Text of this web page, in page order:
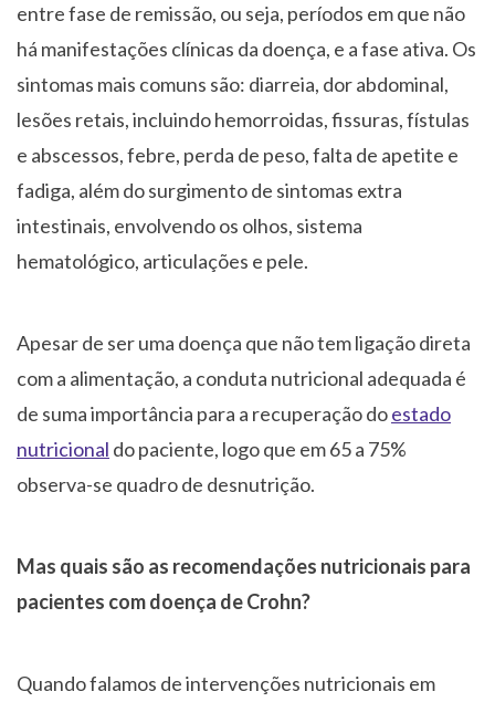
entre fase de remissão, ou seja, períodos em que não
há manifestações clínicas da doença, e a fase ativa. Os
sintomas mais comuns são: diarreia, dor abdominal,
lesões retais, incluindo hemorroidas, fissuras, fístulas
e abscessos, febre, perda de peso, falta de apetite e
fadiga, além do surgimento de sintomas extra
intestinais, envolvendo os olhos, sistema
hematológico, articulações e pele.
Apesar de ser uma doença que não tem ligação direta
com a alimentação, a conduta nutricional adequada é
de suma importância para a recuperação doestado
nutricional do paciente, logo que em 65 a 75%
observa-se quadro de desnutrição.
Mas quais são as recomendações nutricionais para
pacientes com doença de Crohn?
Quando falamos de intervenções nutricionais em